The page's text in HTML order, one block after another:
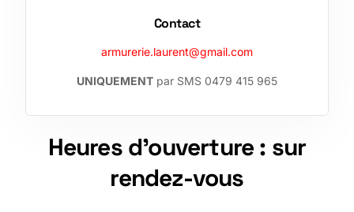
Contact
armurerie.laurent@gmail.com
UNIQUEMENT par SMS 0479 415 965
Heures d’ouverture : sur
rendez-vous